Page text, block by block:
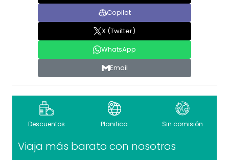
Copilot
X (Twitter)
WhatsApp
Email
Descuentos Planifica Sin comisión
Viaja más barato con nosotros